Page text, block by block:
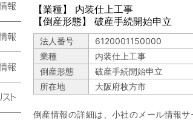
【業種】 内装仕上工事
【倒産形態】 破産手続開始申立
法人番号
6120001150000
業種
内装仕上工事
倒産形態
破産手続開始申立
所在地
大阪府枚方市
倒産情報の詳細は、小社のメール情報サ